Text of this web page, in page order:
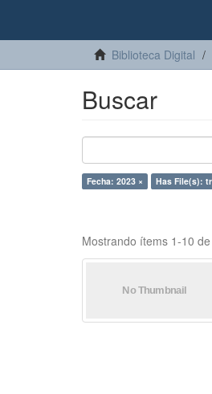
Biblioteca Digital
Buscar
Fecha: 2023 × Has File(s):
Mostrando ítems 1-10